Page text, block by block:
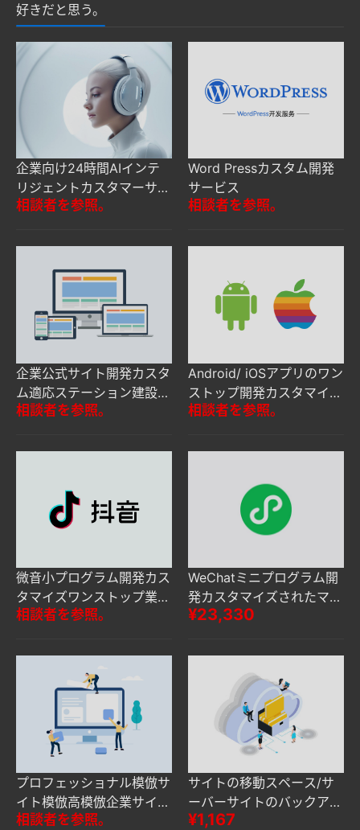
好きだと思う。
企業向け24時間AIインテ
リジェントカスタマーサー
ビスシステムのカスタマイ
相談者を参照。
Word Pressカスタム開発
サービス
相談者を参照。
企業公式サイト開発カスタ
ム適応ステーション建設業
界全体のブランドサイト制
相談者を参照。
Android/ iOSアプリのワン
ストップ開発カスタマイズ
+マルチアプリケーション
相談者を参照。
微音小プログラム開発カス
タマイズワンストップ業界
適応サービス
相談者を参照。
WeChatミニプログラム開
発カスタマイズされたマル
チ業界ソリューション効率
¥23,330
プロフェッショナル模倣サ
イト模倣高模倣企業サイト
WebデザインWebページ修
相談者を参照。
サイトの移動スペース/サ
ーバーサイトのバックアッ
プデータベースのバックア
¥1,167